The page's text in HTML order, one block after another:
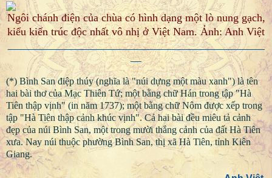
Ngôi chánh điện của chùa có hình dạng một lò nung gạch,
kiểu kiến trúc độc nhất vô nhị ở Việt Nam. Ảnh: Anh Việt
_______________________________________________
__
(*) Bình San điệp thúy (nghĩa là "núi dựng một màu xanh") là tên
hai bài thơ của Mạc Thiên Tứ; một bằng chữ Hán trong tập "Hà
Tiên thập vịnh" (in năm 1737); một bằng chữ Nôm được xếp trong
tập "Hà Tiên thập cảnh khúc vịnh". Cả hai bài đều miêu tả cảnh
đẹp của núi Bình San, một trong mười thắng cảnh của đất Hà Tiên
xưa. Nay núi thuộc phường Bình San, thị xã Hà Tiên, tỉnh Kiên
Giang.